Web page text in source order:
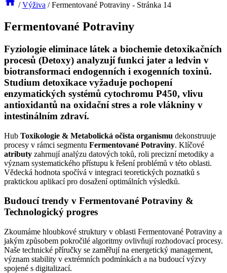
/ Výživa / Fermentované Potraviny - Stránka 14
Fermentované Potraviny
Fyziologie eliminace látek a biochemie detoxikačních
procesů (Detoxy) analyzují funkci jater a ledvin v
biotransformaci endogenních i exogenních toxinů.
Studium detoxikace vyžaduje pochopení
enzymatických systémů cytochromu P450, vlivu
antioxidantů na oxidační stres a role vlákniny v
intestinálním zdraví.
Hub Toxikologie & Metabolická očista organismu dekonstruuje
procesy v rámci segmentu Fermentované Potraviny. Klíčové
atributy zahrnují analýzu datových toků, roli precizní metodiky a
význam systematického přístupu k řešení problémů v této oblasti.
Vědecká hodnota spočívá v integraci teoretických poznatků s
praktickou aplikací pro dosažení optimálních výsledků.
Budoucí trendy v Fermentované Potraviny &
Technologický progres
Zkoumáme hloubkové struktury v oblasti Fermentované Potraviny a
jakým způsobem pokročilé algoritmy ovlivňují rozhodovací procesy.
Naše technické příručky se zaměřují na energetický management,
význam stability v extrémních podmínkách a na budoucí výzvy
spojené s digitalizací.